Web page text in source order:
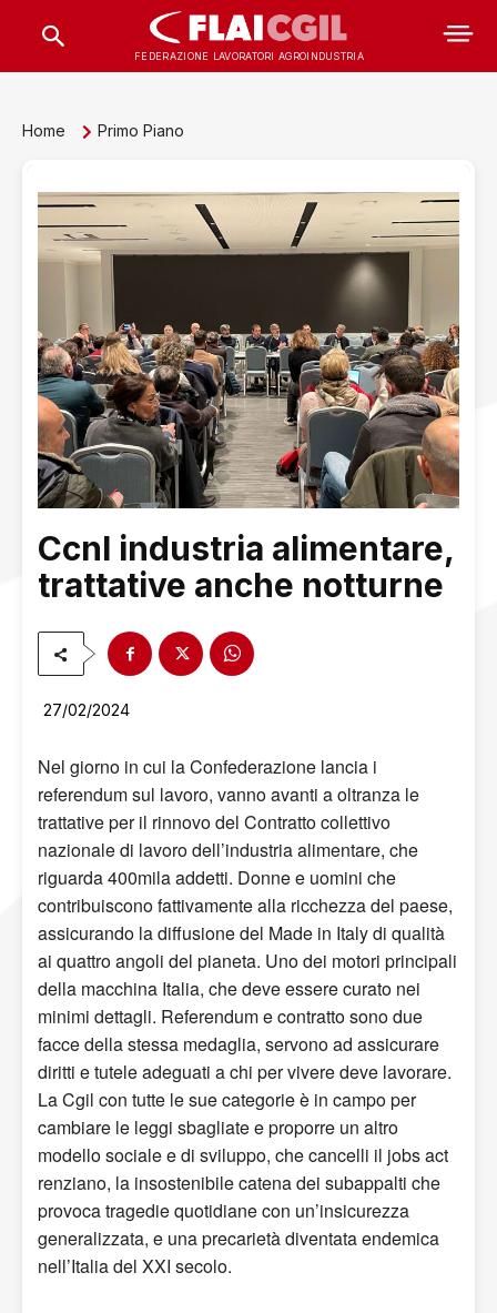
FEDERAZIONE LAVORATORI AGROINDUSTRIA
Home Primo Piano
Ccnl industria alimentare,
trattative anche notturne
27/02/2024
Nel giorno in cui la Confederazione lancia i
referendum sul lavoro, vanno avanti a oltranza le
trattative per il rinnovo del Contratto collettivo
nazionale di lavoro dell’industria alimentare, che
riguarda 400mila addetti. Donne e uomini che
contribuiscono fattivamente alla ricchezza del paese,
assicurando la diffusione del Made in Italy di qualità
ai quattro angoli del pianeta. Uno dei motori principali
della macchina Italia, che deve essere curato nei
minimi dettagli. Referendum e contratto sono due
facce della stessa medaglia, servono ad assicurare
diritti e tutele adeguati a chi per vivere deve lavorare.
La Cgil con tutte le sue categorie è in campo per
cambiare le leggi sbagliate e proporre un altro
modello sociale e di sviluppo, che cancelli il jobs act
renziano, la insostenibile catena dei subappalti che
provoca tragedie quotidiane con un’insicurezza
generalizzata, e una precarietà diventata endemica
nell’Italia del XXI secolo.